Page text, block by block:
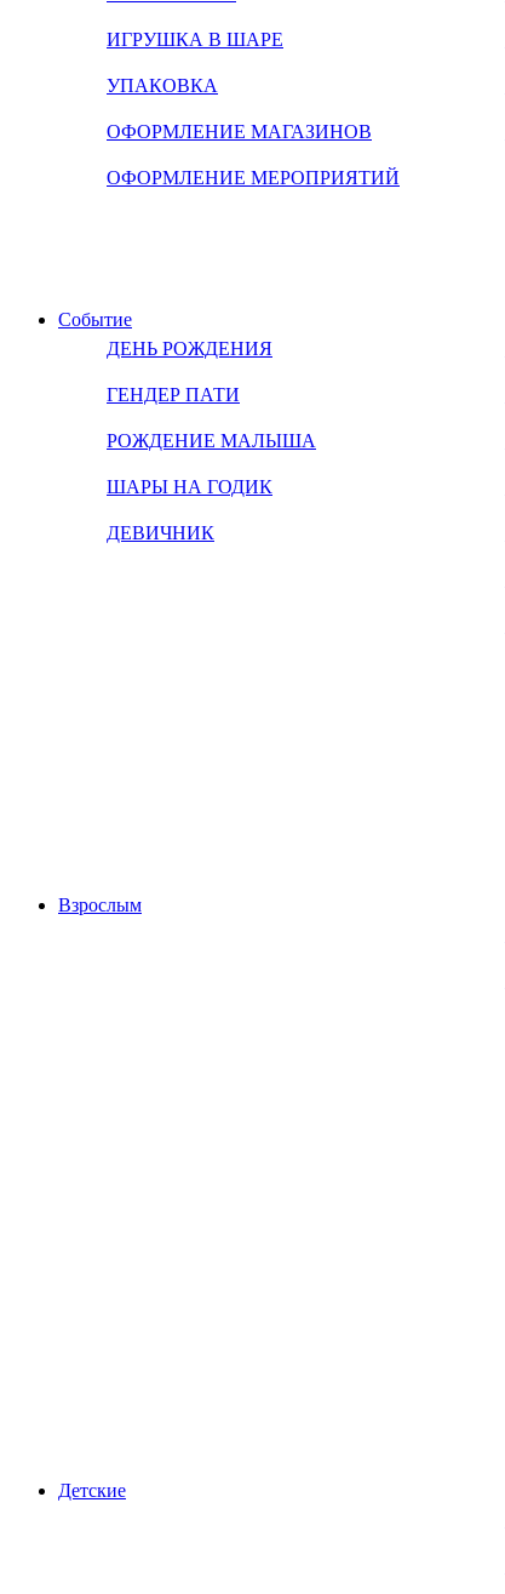
ИГРУШКА В ШАРЕ
УПАКОВКА
ОФОРМЛЕНИЕ МАГАЗИНОВ
ОФОРМЛЕНИЕ МЕРОПРИЯТИЙ
Событие
ДЕНЬ РОЖДЕНИЯ
ГЕНДЕР ПАТИ
РОЖДЕНИЕ МАЛЫША
ШАРЫ НА ГОДИК
ДЕВИЧНИК
Взрослым
Детские